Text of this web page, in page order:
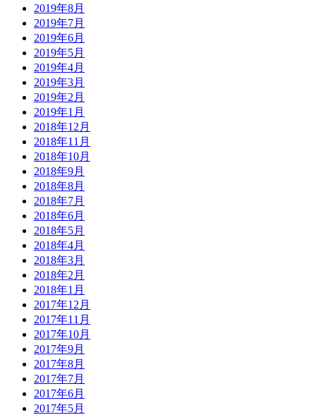
2019年8月
2019年7月
2019年6月
2019年5月
2019年4月
2019年3月
2019年2月
2019年1月
2018年12月
2018年11月
2018年10月
2018年9月
2018年8月
2018年7月
2018年6月
2018年5月
2018年4月
2018年3月
2018年2月
2018年1月
2017年12月
2017年11月
2017年10月
2017年9月
2017年8月
2017年7月
2017年6月
2017年5月